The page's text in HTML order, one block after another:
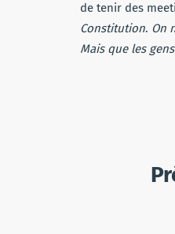
de tenir des
Constitution. On
Mais que les